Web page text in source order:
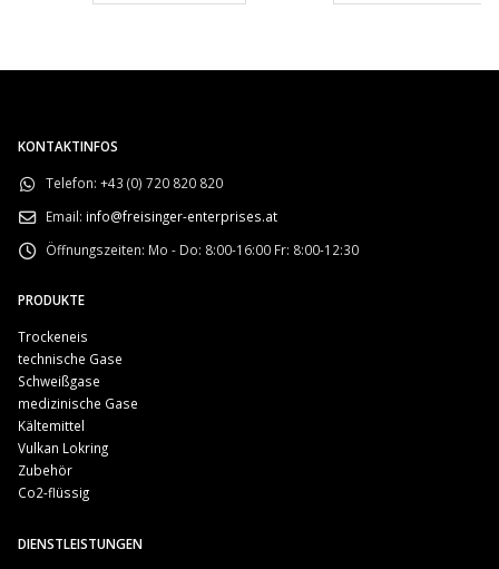
KONTAKTINFOS
Telefon: +43 (0) 720 820 820
Email: info@freisinger-enterprises.at
Öffnungszeiten: Mo - Do: 8:00-16:00 Fr: 8:00-12:30
PRODUKTE
Trockeneis
technische Gase
Schweißgase
medizinische Gase
Kältemittel
Vulkan Lokring
Zubehör
Co2-flüssig
DIENSTLEISTUNGEN